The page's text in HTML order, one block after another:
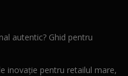
autentic? Ghid pentru
inovație pentru retailul mare,